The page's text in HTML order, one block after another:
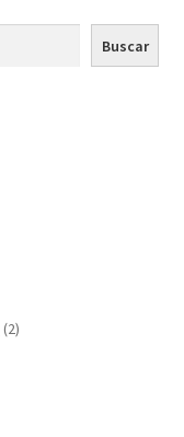
Buscar
22